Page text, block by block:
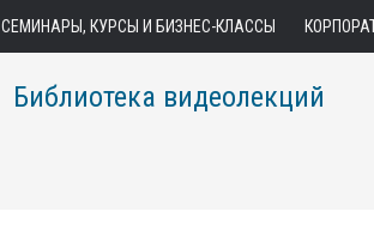
СЕМИНАРЫ, КУРСЫ И БИЗНЕС-КЛАССЫ
Библиотека видеолекций